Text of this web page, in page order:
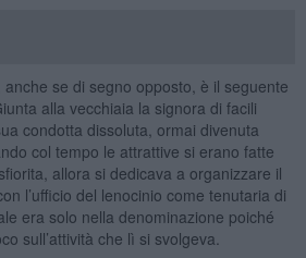
anche se di segno opposto, è il seguente
alla vecchiaia la signora di facili
condotta dissoluta, ormai divenuta
col tempo le attrattive si erano fatte
allora si dedicava a organizzare il
l’ufficio del lenocinio come tenutaria di
era solo nella denominazione poiché
sull’attività che lì si svolgeva.